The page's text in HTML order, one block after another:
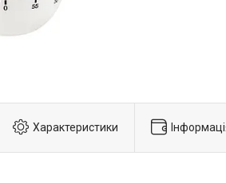
Характеристики